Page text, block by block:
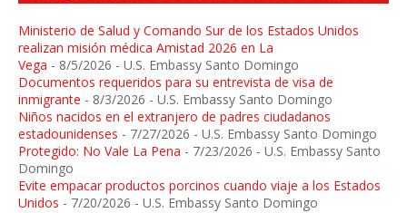
Ministerio de Salud y Comando Sur de los Estados Unidos
realizan misión médica Amistad 2026 en La
Vega - 8/5/2026 - U.S. Embassy Santo Domingo
Documentos requeridos para su entrevista de visa de
inmigrante - 8/3/2026 - U.S. Embassy Santo Domingo
Niños nacidos en el extranjero de padres ciudadanos
estadounidenses - 7/27/2026 - U.S. Embassy Santo Domingo
Protegido: No Vale La Pena - 7/23/2026 - U.S. Embassy Santo
Domingo
Evite empacar productos porcinos cuando viaje a los Estados
Unidos - 7/20/2026 - U.S. Embassy Santo Domingo